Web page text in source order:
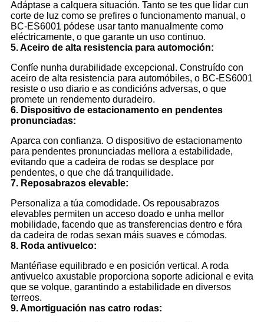
Adáptase a calquera situación. Tanto se tes que lidar cun
corte de luz como se prefires o funcionamento manual, o
BC-ES6001 pódese usar tanto manualmente como
eléctricamente, o que garante un uso continuo.
5. Aceiro de alta resistencia para automoción:
Confíe nunha durabilidade excepcional. Construído con
aceiro de alta resistencia para automóbiles, o BC-ES6001
resiste o uso diario e as condicións adversas, o que
promete un rendemento duradeiro.
6. Dispositivo de estacionamento en pendentes
pronunciadas:
Aparca con confianza. O dispositivo de estacionamento
para pendentes pronunciadas mellora a estabilidade,
evitando que a cadeira de rodas se desplace por
pendentes, o que che dá tranquilidade.
7. Reposabrazos elevable:
Personaliza a túa comodidade. Os repousabrazos
elevables permiten un acceso doado e unha mellor
mobilidade, facendo que as transferencias dentro e fóra
da cadeira de rodas sexan máis suaves e cómodas.
8. Roda antivuelco:
Mantéñase equilibrado e en posición vertical. A roda
antivuelco axustable proporciona soporte adicional e evita
que se volque, garantindo a estabilidade en diversos
terreos.
9. Amortiguación nas catro rodas: